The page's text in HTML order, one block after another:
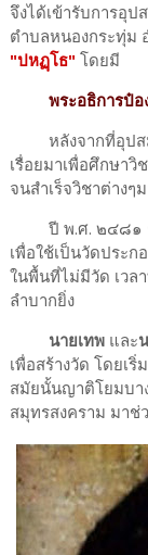
จึงได้เข้ารับการอุ
ตำบลหนองกระทุ่ม
"ปหฏฺโธ" โดยมี
พระอธิการป๋
หลังจากที่อุปสม
เรื่อยมาเพื่อศึกษา
จนสำเร็จวิชาต่างๆ
ปี พ.ศ. ๒๔๘๑ ชา
เพื่อใช้เป็นวัดประก
ในพื้นที่ไม่มีวัด เวล
ลำบากยิ่ง
นายเทพและ
เพื่อสร้างวัด โดยเ
สมัยนั้นญาติโยมบา
สมุทรสงคราม มาช่